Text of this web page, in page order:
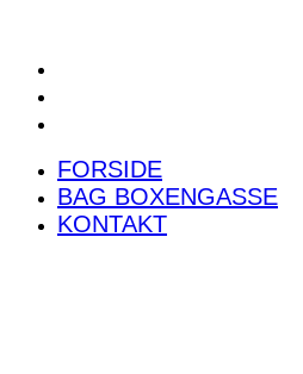
FORSIDE
BAG BOXENGASSE
KONTAKT